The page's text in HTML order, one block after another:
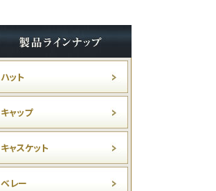
ハット
キャップ
キャスケット
ベレー